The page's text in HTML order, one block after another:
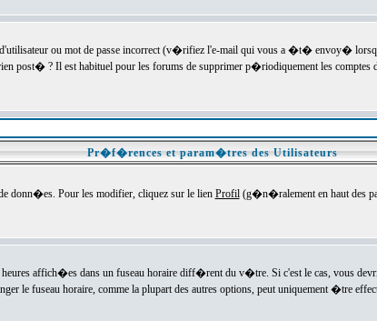
ou mot de passe incorrect (v�rifiez l'e-mail qui vous a �t� envoy�
post� ? Il est habituel pour les forums de supprimer p�riodiquement les
Pr�f�rences et param�tres des Utilisateurs
donn�es. Pour les modifier, cliquez sur le lien Profil(g�n�ralement en haut des
heures affich�es dans un fuseau horaire diff�rent du v�tre. Si c'est le cas, vous
le fuseau horaire, comme la plupart des autres options, peut uniquement �tre